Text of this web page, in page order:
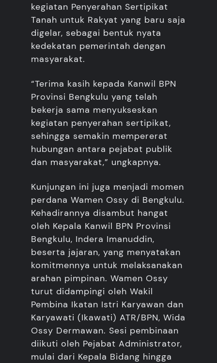
kegiatan Penyerahan Sertipikat
Tanah untuk Rakyat yang baru saja
digelar, sebagai bentuk nyata
kedekatan pemerintah dengan
masyarakat.
“Terima kasih kepada Kanwil BPN
Provinsi Bengkulu yang telah
bekerja sama menyukseskan
kegiatan penyerahan sertipikat,
sehingga semakin mempererat
hubungan antara pejabat publik
dan masyarakat,” ungkapnya.
Kunjungan ini juga menjadi momen
perdana Wamen Ossy di Bengkulu.
Kehadirannya disambut hangat
oleh Kepala Kanwil BPN Provinsi
Bengkulu, Indera Imanuddin,
beserta jajaran, yang menyatakan
komitmennya untuk melaksanakan
arahan pimpinan. Wamen Ossy
turut didampingi oleh Wakil
Pembina Ikatan Istri Karyawan dan
Karyawati (Ikawati) ATR/BPN, Wida
Ossy Dermawan. Sesi pembinaan
diikuti oleh Pejabat Administrator,
mulai dari Kepala Bidang hingga